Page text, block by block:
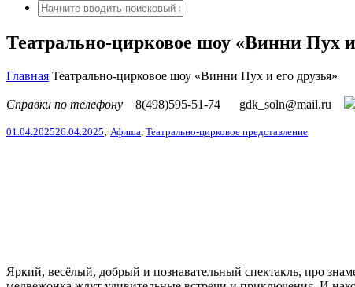
Театрально-цирковое шоу «Винни Пух и
Главная Театрально-цирковое шоу «Винни Пух и его друзья»
Справки по телефону 8(498)595-51-74 gdk_soln@mail.ru
01.04.202526.04.2025, Афиша Театрально-цирковое представление
Яркий, весёлый, добрый и познавательный спектакль, про